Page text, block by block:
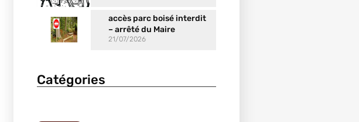
accès parc boisé interdit
– arrêté du Maire
21/07/2026
Catégories